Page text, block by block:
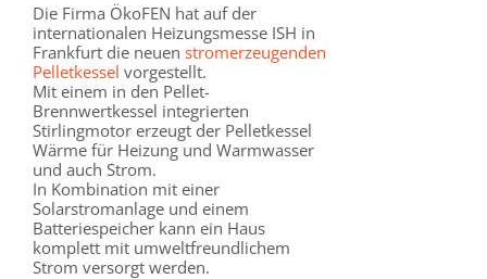
Die Firma ÖkoFEN hat auf der
internationalen Heizungsmesse ISH in
Frankfurt die neuen stromerzeugenden
Pelletkessel vorgestellt.
Mit einem in den Pellet-
Brennwertkessel integrierten
Stirlingmotor erzeugt der Pelletkessel
Wärme für Heizung und Warmwasser
und auch Strom.
In Kombination mit einer
Solarstromanlage und einem
Batteriespeicher kann ein Haus
komplett mit umweltfreundlichem
Strom versorgt werden.